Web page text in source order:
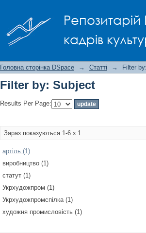
Репозитарій
кадрів
Головна сторінка DSpace → Статті → Filter
Filter by: Subject
Results Per Page:
Зараз показуються 1-6 з 1
артіль (1)
виробництво (1)
статут (1)
Укрхудожпром (1)
Укрхудожпромспілка (1)
художня промисловість (1)